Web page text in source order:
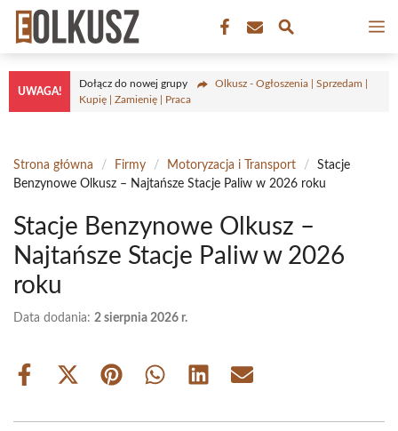
Przejdź
treści
UWAGA!
Dołącz do nowej grupy
Olkusz - Ogłoszenia | Sprzedam |
Kupię | Zamienię | Praca
Strona główna / Firmy / Motoryzacja i Transport /
Stacje
Benzynowe Olkusz – Najtańsze Stacje Paliw w 2026 roku
Stacje Benzynowe Olkusz –
Najtańsze Stacje Paliw w 2026
roku
Data dodania: 2 sierpnia 2026 r.
Share
Share
(Twitter)
Share Share Share Share